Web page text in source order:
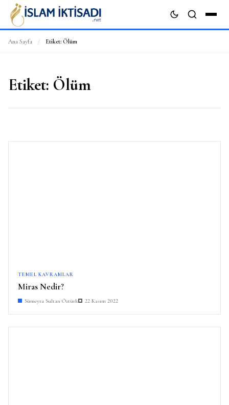
Ana Sayfa / Etiket: Ölüm
Etiket: Ölüm
TEMEL KAVRAMLAR
Miras Nedir?
Sümeyra Sultan Öztürk 22 Kasım 2022